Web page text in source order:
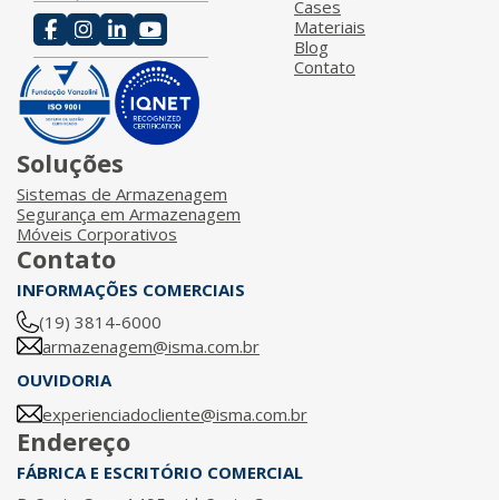
Cases
Materiais
Blog
Contato
Soluções
Sistemas de Armazenagem
Segurança em Armazenagem
Móveis Corporativos
Contato
INFORMAÇÕES COMERCIAIS
(19) 3814-6000
armazenagem@isma.com.br
OUVIDORIA
experienciadocliente@isma.com.br
Endereço
FÁBRICA E ESCRITÓRIO COMERCIAL